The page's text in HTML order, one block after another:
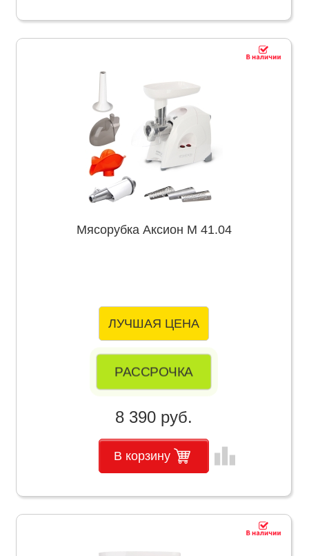
Мясорубка Аксион М 41.04
ЛУЧШАЯ ЦЕНА
РАССРОЧКА
8 390 руб.
В корзину leaderboard